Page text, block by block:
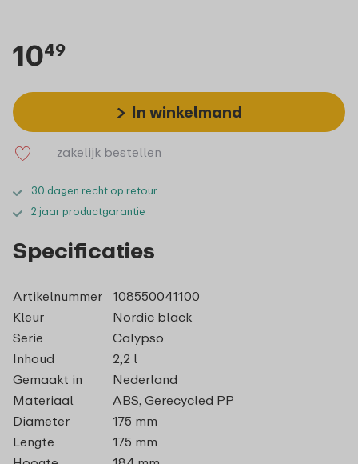
1049
In winkelmand
zakelijk bestellen
30 dagen recht op retour
2 jaar productgarantie
Specificaties
Artikelnummer
108550041100
Kleur
Nordic black
Serie
Calypso
Inhoud
2,2 l
Gemaakt in
Nederland
Materiaal
ABS, Gerecycled PP
Diameter
175 mm
Lengte
175 mm